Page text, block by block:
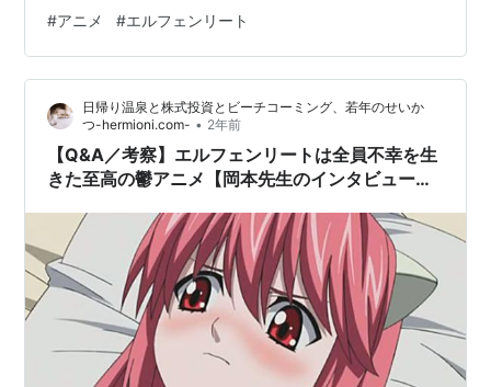
如月 / カナエ 他：山本麻里安
裏切った少女：下屋則子
3番：高橋美佳子
角沢教授：平田広明
荒川：石原絵理子
エルフェンリート (マンガ) 【えるふぇんりーと 】
岡本倫の漫画。
週刊ヤングジャンプにて2002年6月に週刊連載開始、
2003年12月から月1シリーズ連載、2005年8月完結。単
#アニメ #エルフェンリート
日帰り温泉と株式投資とビーチコーミング、若年のせいか
つ-hermioni.com- • 2年前
【Q&A／考察】エルフェンリートは全員不幸を生
きた至高の鬱アニメ【岡本先生のインタビュー備